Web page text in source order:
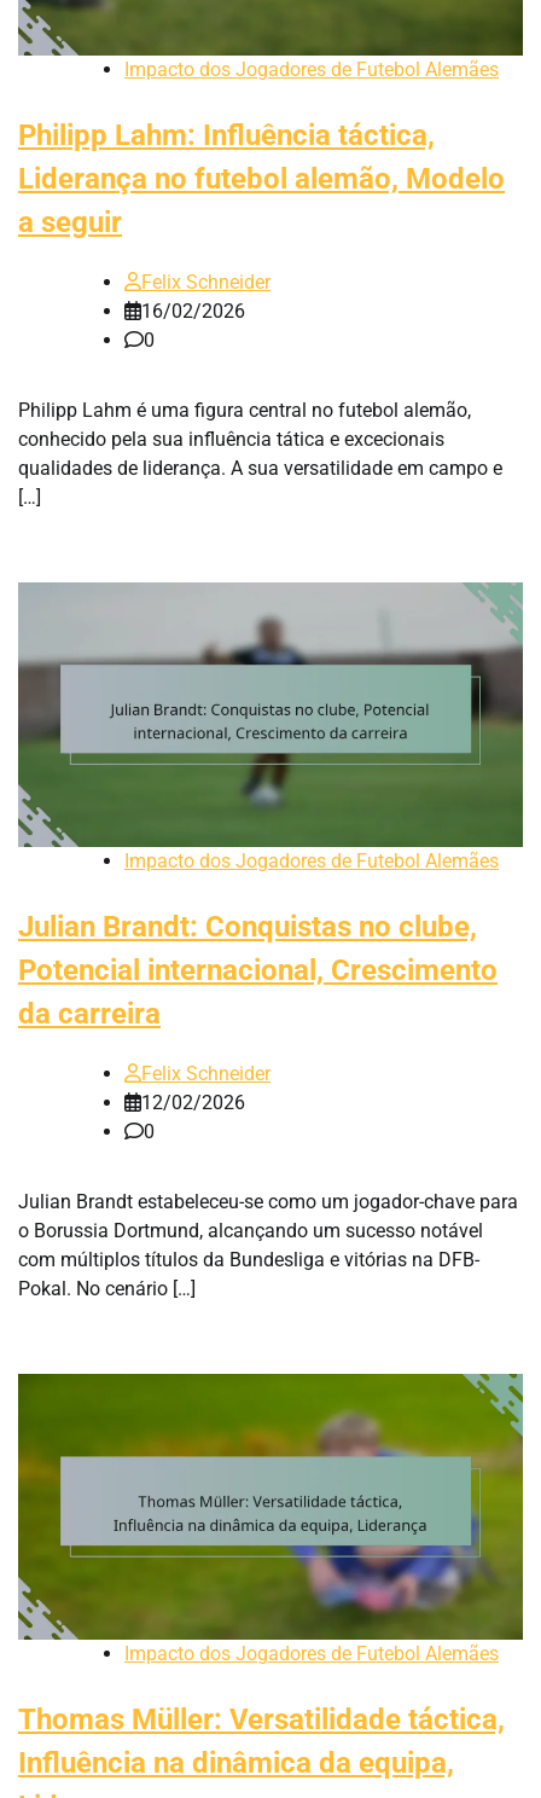
Impacto dos Jogadores de Futebol Alemães
Philipp Lahm: Influência táctica,
Liderança no futebol alemão, Modelo
a seguir
Felix Schneider
16/02/2026
0
Philipp Lahm é uma figura central no futebol alemão,
conhecido pela sua influência tática e excecionais
qualidades de liderança. A sua versatilidade em campo e
[…]
Impacto dos Jogadores de Futebol Alemães
Julian Brandt: Conquistas no clube,
Potencial internacional, Crescimento
da carreira
Felix Schneider
12/02/2026
0
Julian Brandt estabeleceu-se como um jogador-chave para
o Borussia Dortmund, alcançando um sucesso notável
com múltiplos títulos da Bundesliga e vitórias na DFB-
Pokal. No cenário […]
Impacto dos Jogadores de Futebol Alemães
Thomas Müller: Versatilidade táctica,
Influência na dinâmica da equipa,